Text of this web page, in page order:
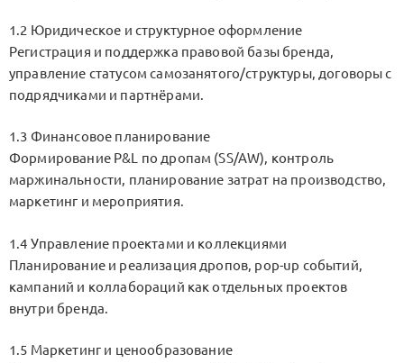
1.2 Юридическое и структурное оформление
Регистрация и поддержка правовой базы бренда,
управление статусом самозанятого/структуры, договоры с
подрядчиками и партнёрами.
1.3 Финансовое планирование
Формирование P&L по дропам (SS/AW), контроль
маржинальности, планирование затрат на производство,
маркетинг и мероприятия.
1.4 Управление проектами и коллекциями
Планирование и реализация дропов, pop-up событий,
кампаний и коллабораций как отдельных проектов
внутри бренда.
1.5 Маркетинг и ценообразование